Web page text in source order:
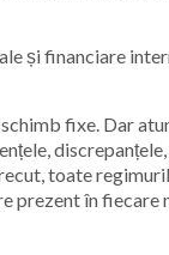
și financiare
fixe. Dar
toate
prezent în fiecare